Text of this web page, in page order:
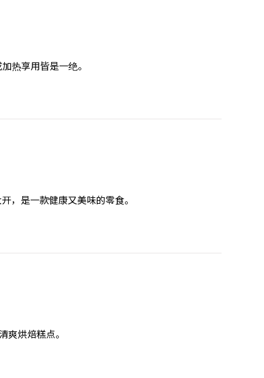
热享用皆是一绝。
，是一款健康又美味的零食。
烘焙糕点。